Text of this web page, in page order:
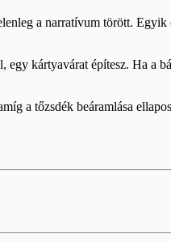
a narratívum törött.
egy kártyavárat építesz. Ha a
a tőzsdék beáramlása